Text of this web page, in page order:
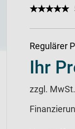
★★★★★
☆☆☆☆☆
Regulärer
Ihr
zzgl.